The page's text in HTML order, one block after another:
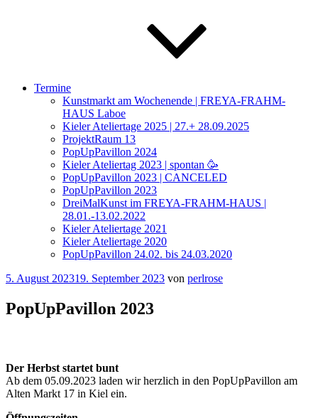
Termine
Kunstmarkt am Wochenende | FREYA-FRAHM-
HAUS Laboe
Kieler Ateliertage 2025 | 27.+ 28.09.2025
ProjektRaum 13
PopUpPavillon 2024
Kieler Ateliertag 2023 | spontan 🥳
PopUpPavillon 2023 | CANCELED
PopUpPavillon 2023
DreiMalKunst im FREYA-FRAHM-HAUS |
28.01.-13.02.2022
Kieler Ateliertage 2021
Kieler Ateliertage 2020
PopUpPavillon 24.02. bis 24.03.2020
Veröffentlicht
5. August 202319. September 2023 von perlrose
PopUpPavillon 2023
Der Herbst startet bunt
Ab dem 05.09.2023 laden wir herzlich in den PopUpPavillon am
Alten Markt 17 in Kiel ein.